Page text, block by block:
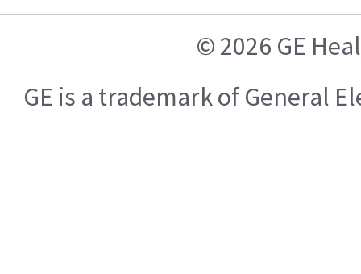
© 2026 GE
GE is a trademark of General